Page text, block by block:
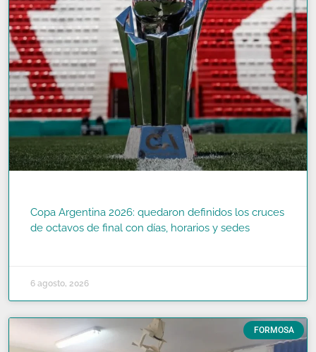
Copa Argentina 2026: quedaron definidos los cruces
de octavos de final con días, horarios y sedes
6 agosto, 2026
FORMOSA